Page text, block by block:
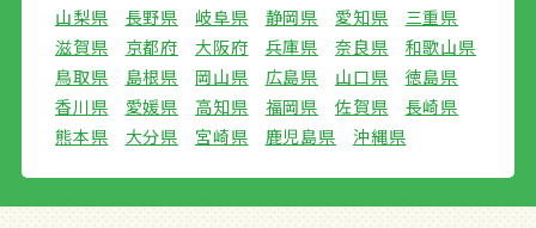
山梨県
長野県 岐阜県 静岡県 愛知県
三重県
滋賀県
京都府 大阪府 兵庫県 奈良県
和歌山県
鳥取県
島根県 岡山県 広島県 山口県
徳島県
香川県
愛媛県 高知県 福岡県 佐賀県
長崎県
熊本県
大分県 宮崎県 鹿児島県 沖縄県